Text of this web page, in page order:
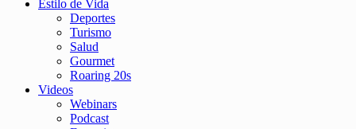
Estilo de Vida
Deportes
Turismo
Salud
Gourmet
Roaring 20s
Videos
Webinars
Podcast